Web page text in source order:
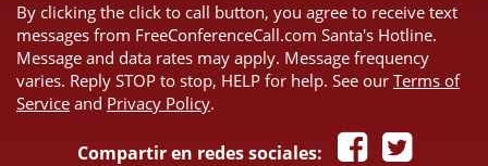
By clicking the click to call button, you agree to receive text
messages from FreeConferenceCall.com Santa's Hotline.
Message and data rates may apply. Message frequency
varies. Reply STOP to stop, HELP for help. See our Terms of
Service and Privacy Policy.
Compartir en redes sociales: